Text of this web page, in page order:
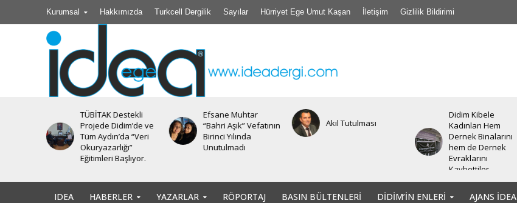
Kurumsal Hakkımızda Turkcell Dergilik Sayılar Hürriyet Ege Umut Kaşan İletişim Gizlilik Bildirimi
TÜBİTAK Destekli
Projede Didim’de ve
Tüm Aydın’da “Veri
Okuryazarlığı”
Eğitimleri Başlıyor.
Efsane Muhtar
“Bahri Aşık” Vefatının
Birinci Yılında
Unutulmadı
Akıl Tutulması
Didim Kibele
Kadınları Hem
Dernek Binalarını
hem de Dernek
Evraklarını
Kaybettiler.
IDEA HABERLER YAZARLAR RÖPORTAJ BASIN BÜLTENLERI DIDIM’IN ENLERI AJANS İDEA